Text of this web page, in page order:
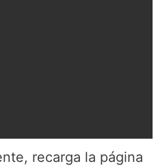
recarga la página